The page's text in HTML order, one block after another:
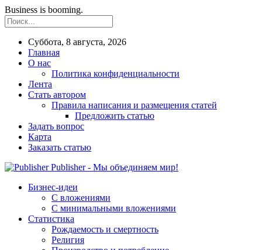
Business is booming.
Суббота, 8 августа, 2026
Главная
О нас
Политика конфиденциальности
Лента
Стать автором
Правила написания и размещения статей
Предложить статью
Задать вопрос
Карта
Заказать статью
Publisher - Мы объединяем мир!
Бизнес-идеи
С вложениями
С минимальными вложениями
Статистика
Рождаемость и смертность
Религия